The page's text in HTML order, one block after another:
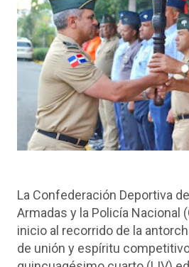
La Confederación Deportiva
Armadas y la Policía Nacional
inicio al recorrido de la
de unión y espíritu